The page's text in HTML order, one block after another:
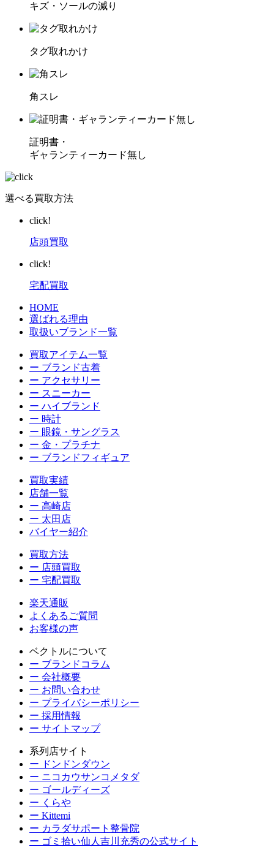
キズ・ソールの減り
タグ取れかけ
角スレ
証明書・
ギャランティーカード無し
選べる買取方法
click!
店頭買取
click!
宅配買取
HOME
選ばれる理由
取扱いブランド一覧
買取アイテム一覧
ー ブランド古着
ー アクセサリー
ー スニーカー
ー ハイブランド
ー 時計
ー 眼鏡・サングラス
ー 金・プラチナ
ー ブランドフィギュア
買取実績
店舗一覧
ー 高崎店
ー 太田店
バイヤー紹介
買取方法
ー 店頭買取
ー 宅配買取
楽天通販
よくあるご質問
お客様の声
ベクトルについて
ー ブランドコラム
ー 会社概要
ー お問い合わせ
ー プライバシーポリシー
ー 採用情報
ー サイトマップ
系列店サイト
ー ドンドンダウン
ー ニコカウサンコメタダ
ー ゴールディーズ
ー くらや
ー Kittemi
ー カラダサポート整骨院
ー ゴミ拾い仙人吉川充秀の公式サイト